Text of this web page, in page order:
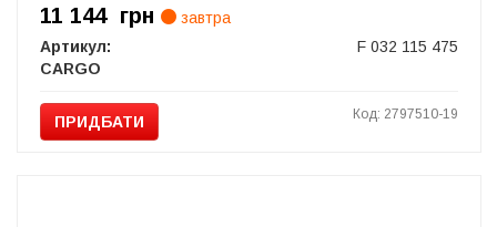
11 144 грн
завтра
Артикул:
F 032 115 475
CARGO
ПРИДБАТИ Код: 2797510-19